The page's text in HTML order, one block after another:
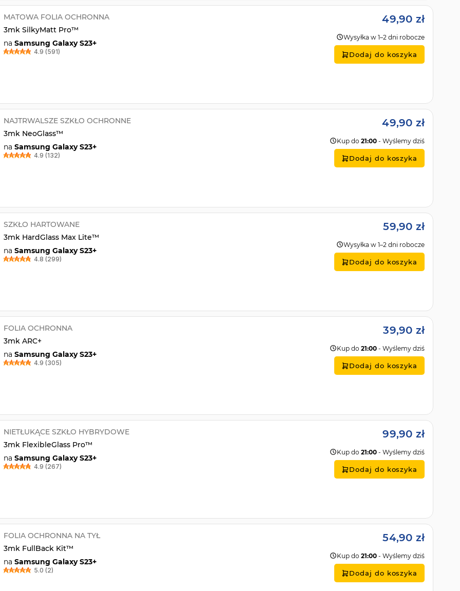
MATOWA FOLIA OCHRONNA
3mk SilkyMatt Pro™
na Samsung Galaxy S23+
4.9 (591)
49,90 zł
Wysyłka w 1–2 dni robocze
Dodaj do koszyka
NAJTRWALSZE SZKŁO OCHRONNE
3mk NeoGlass™
na Samsung Galaxy S23+
4.9 (132)
49,90 zł
Kup do 21:00 - Wyślemy dziś
Dodaj do koszyka
SZKŁO HARTOWANE
3mk HardGlass Max Lite™
na Samsung Galaxy S23+
4.8 (299)
59,90 zł
Wysyłka w 1–2 dni robocze
Dodaj do koszyka
FOLIA OCHRONNA
3mk ARC+
na Samsung Galaxy S23+
4.9 (305)
39,90 zł
Kup do 21:00 - Wyślemy dziś
Dodaj do koszyka
NIETŁUKĄCE SZKŁO HYBRYDOWE
3mk FlexibleGlass Pro™
na Samsung Galaxy S23+
4.9 (267)
99,90 zł
Kup do 21:00 - Wyślemy dziś
Dodaj do koszyka
FOLIA OCHRONNA NA TYŁ
3mk FullBack Kit™
na Samsung Galaxy S23+
5.0 (2)
54,90 zł
Kup do 21:00 - Wyślemy dziś
Dodaj do koszyka